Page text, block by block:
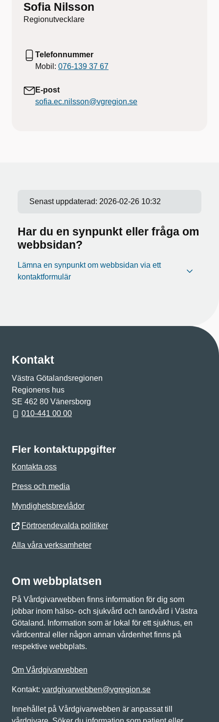
Sofia Nilsson
Regionutvecklare
Telefonnummer
Mobil: 076-139 37 67
E-post
sofia.ec.nilsson@vgregion.se
Senast uppdaterad: 2026-02-26 10:32
Har du en synpunkt eller fråga om
webbsidan?
Lämna en synpunkt om webbsidan via ett
kontaktformulär
Kontakt
Västra Götalandsregionen
Regionens hus
SE 462 80 Vänersborg
010-441 00 00
Fler kontaktuppgifter
Kontakta oss
Press och media
Myndighetsbrevlådor
Förtroendevalda politiker
Alla våra verksamheter
Om webbplatsen
På Vårdgivarwebben finns information för dig som
jobbar inom hälso- och sjukvård och tandvård i Västra
Götaland. Information som är lokal för ett sjukhus, en
vårdcentral eller någon annan vårdenhet finns på
respektive webbplats.
Om Vårdgivarwebben
Kontakt: vardgivarwebben@vgregion.se
Innehållet på Vårdgivarwebben är anpassat till